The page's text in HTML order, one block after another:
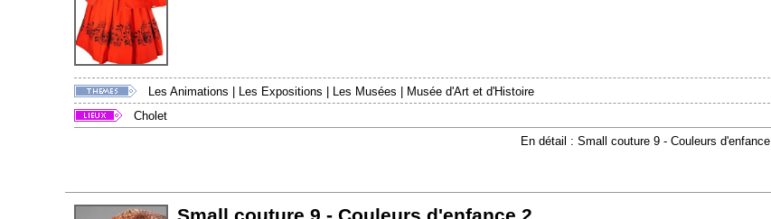
Les Animations Les Expositions Les Musées
Musée d'Art et d'Histoire
Cholet
En détail : Small couture 9 - Couleurs d'enfance
Small couture 9 - Couleurs d'enfance 2